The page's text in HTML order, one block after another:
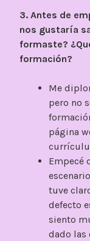
3. Antes de
nos gustaría
formaste?
formación?
Me
pero no
página
Empecé
tuve
defecto
siento
dado las